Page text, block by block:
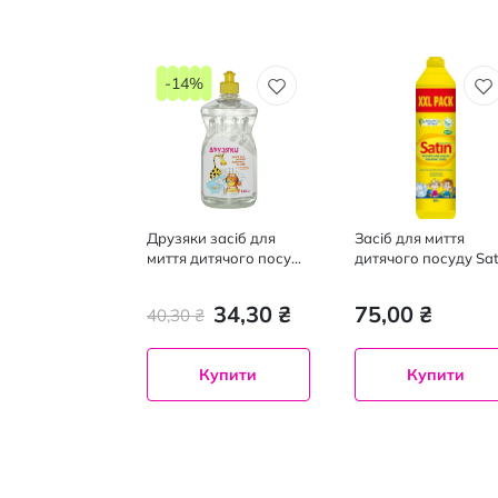
Друзяки засіб для
миття дитячого посуду
34,30 ₴
40,30 ₴
-14%
Купити
Засіб для миття
дитячого посуду
75,00 ₴
Купити